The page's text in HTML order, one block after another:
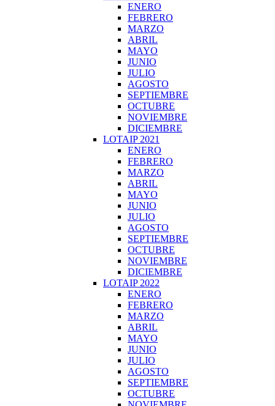
ENERO
FEBRERO
MARZO
ABRIL
MAYO
JUNIO
JULIO
AGOSTO
SEPTIEMBRE
OCTUBRE
NOVIEMBRE
DICIEMBRE
LOTAIP 2021
ENERO
FEBRERO
MARZO
ABRIL
MAYO
JUNIO
JULIO
AGOSTO
SEPTIEMBRE
OCTUBRE
NOVIEMBRE
DICIEMBRE
LOTAIP 2022
ENERO
FEBRERO
MARZO
ABRIL
MAYO
JUNIO
JULIO
AGOSTO
SEPTIEMBRE
OCTUBRE